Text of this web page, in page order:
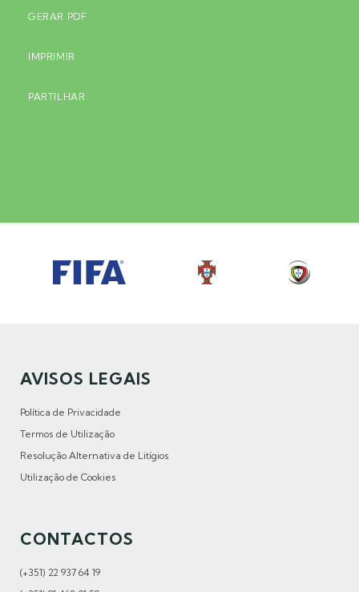
GERAR PDF
IMPRIMIR
PARTILHAR
AVISOS LEGAIS
Política de Privacidade
Termos de Utilização
Resolução Alternativa de Litígios
Utilização de Cookies
CONTACTOS
(+351) 22 937 64 19